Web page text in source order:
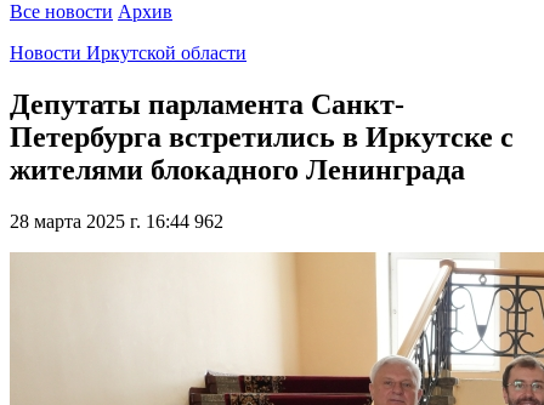
Все новости Архив
Новости Иркутской области
Депутаты парламента Санкт-
Петербурга встретились в Иркутске с
жителями блокадного Ленинграда
28 марта 2025 г. 16:44 962